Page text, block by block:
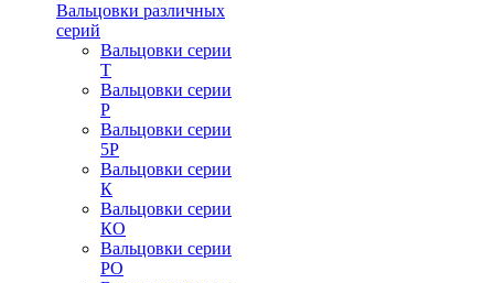
Вальцовки различных
серий
Вальцовки серии
Т
Вальцовки серии
Р
Вальцовки серии
5Р
Вальцовки серии
К
Вальцовки серии
КО
Вальцовки серии
РО